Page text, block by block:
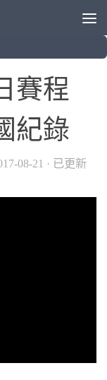
賽程
紀錄
08-21 · 已更新